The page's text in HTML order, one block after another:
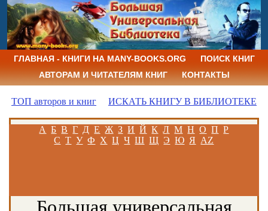
ГЛАВНАЯ - КНИГИ НА MANY-BOOKS.ORG
ПОИСК КНИГ
АВТОРАМ И ЧИТАТЕЛЯМ КНИГ
КОНТАКТЫ
ТОП авторов и книг ИСКАТЬ КНИГУ В БИБЛИОТЕКЕ
А Б В Г Д Е Ж З И Й К Л М Н О П Р
С Т У Ф Х Ц Ч Ш Щ Э Ю Я AZ